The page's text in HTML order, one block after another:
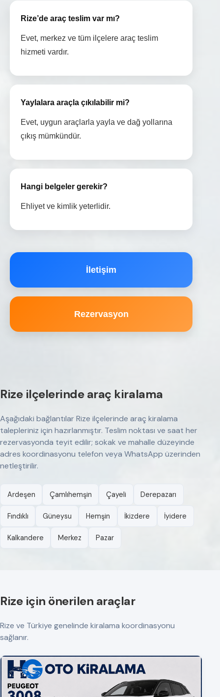
Rize’de araç teslim var mı?
Evet, merkez ve tüm ilçelere araç teslim
hizmeti vardır.
Yaylalara araçla çıkılabilir mi?
Evet, uygun araçlarla yayla ve dağ yollarına
çıkış mümkündür.
Hangi belgeler gerekir?
Ehliyet ve kimlik yeterlidir.
İletişim
Rezervasyon
Rize ilçelerinde araç kiralama
Aşağıdaki bağlantılar Rize ilçelerinde araç kiralama
talepleriniz için hazırlanmıştır. Teslim noktası ve saat her
rezervasyonda teyit edilir; sokak ve mahalle düzeyinde
adres koordinasyonu telefon veya WhatsApp üzerinden
netleştirilir.
Ardeşen Çamlıhemşin Çayeli Derepazarı
Fındıklı Güneysu Hemşin İkizdere İyidere
Kalkandere Merkez Pazar
Rize için önerilen araçlar
Rize ve Türkiye genelinde kiralama koordinasyonu
sağlanır.